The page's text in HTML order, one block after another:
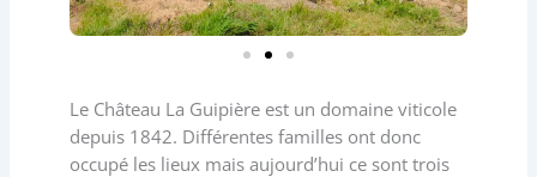
Le Château La Guipière est un domaine viticole
depuis 1842. Différentes familles ont donc
occupé les lieux mais aujourd’hui ce sont trois